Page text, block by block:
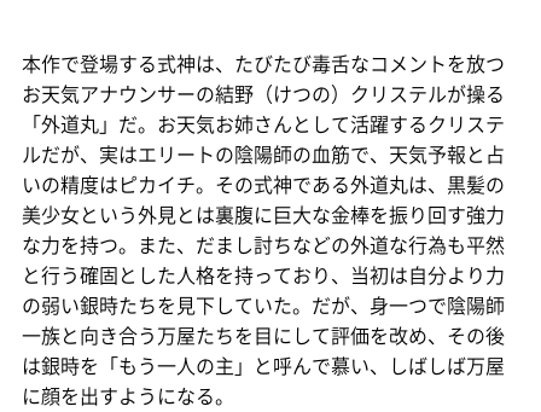
本作で登場する式神は、たびたび毒舌なコメントを放つ
お天気アナウンサーの結野（けつの）クリステルが操る
「外道丸」だ。お天気お姉さんとして活躍するクリステ
ルだが、実はエリートの陰陽師の血筋で、天気予報と占
いの精度はピカイチ。その式神である外道丸は、黒髪の
美少女という外見とは裏腹に巨大な金棒を振り回す強力
な力を持つ。また、だまし討ちなどの外道な行為も平然
と行う確固とした人格を持っており、当初は自分より力
の弱い銀時たちを見下していた。だが、身一つで陰陽師
一族と向き合う万屋たちを目にして評価を改め、その後
は銀時を「もう一人の主」と呼んで慕い、しばしば万屋
に顔を出すようになる。